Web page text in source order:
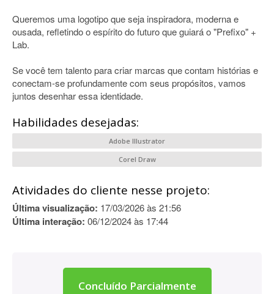
Queremos uma logotipo que seja inspiradora, moderna e
ousada, refletindo o espírito do futuro que guiará o "Prefixo" +
Lab.
Se você tem talento para criar marcas que contam histórias e
conectam-se profundamente com seus propósitos, vamos
juntos desenhar essa identidade.
Habilidades desejadas:
Adobe Illustrator
Corel Draw
Atividades do cliente nesse projeto:
Última visualização: 17/03/2026 às 21:56
Última interação: 06/12/2024 às 17:44
Concluído Parcialmente